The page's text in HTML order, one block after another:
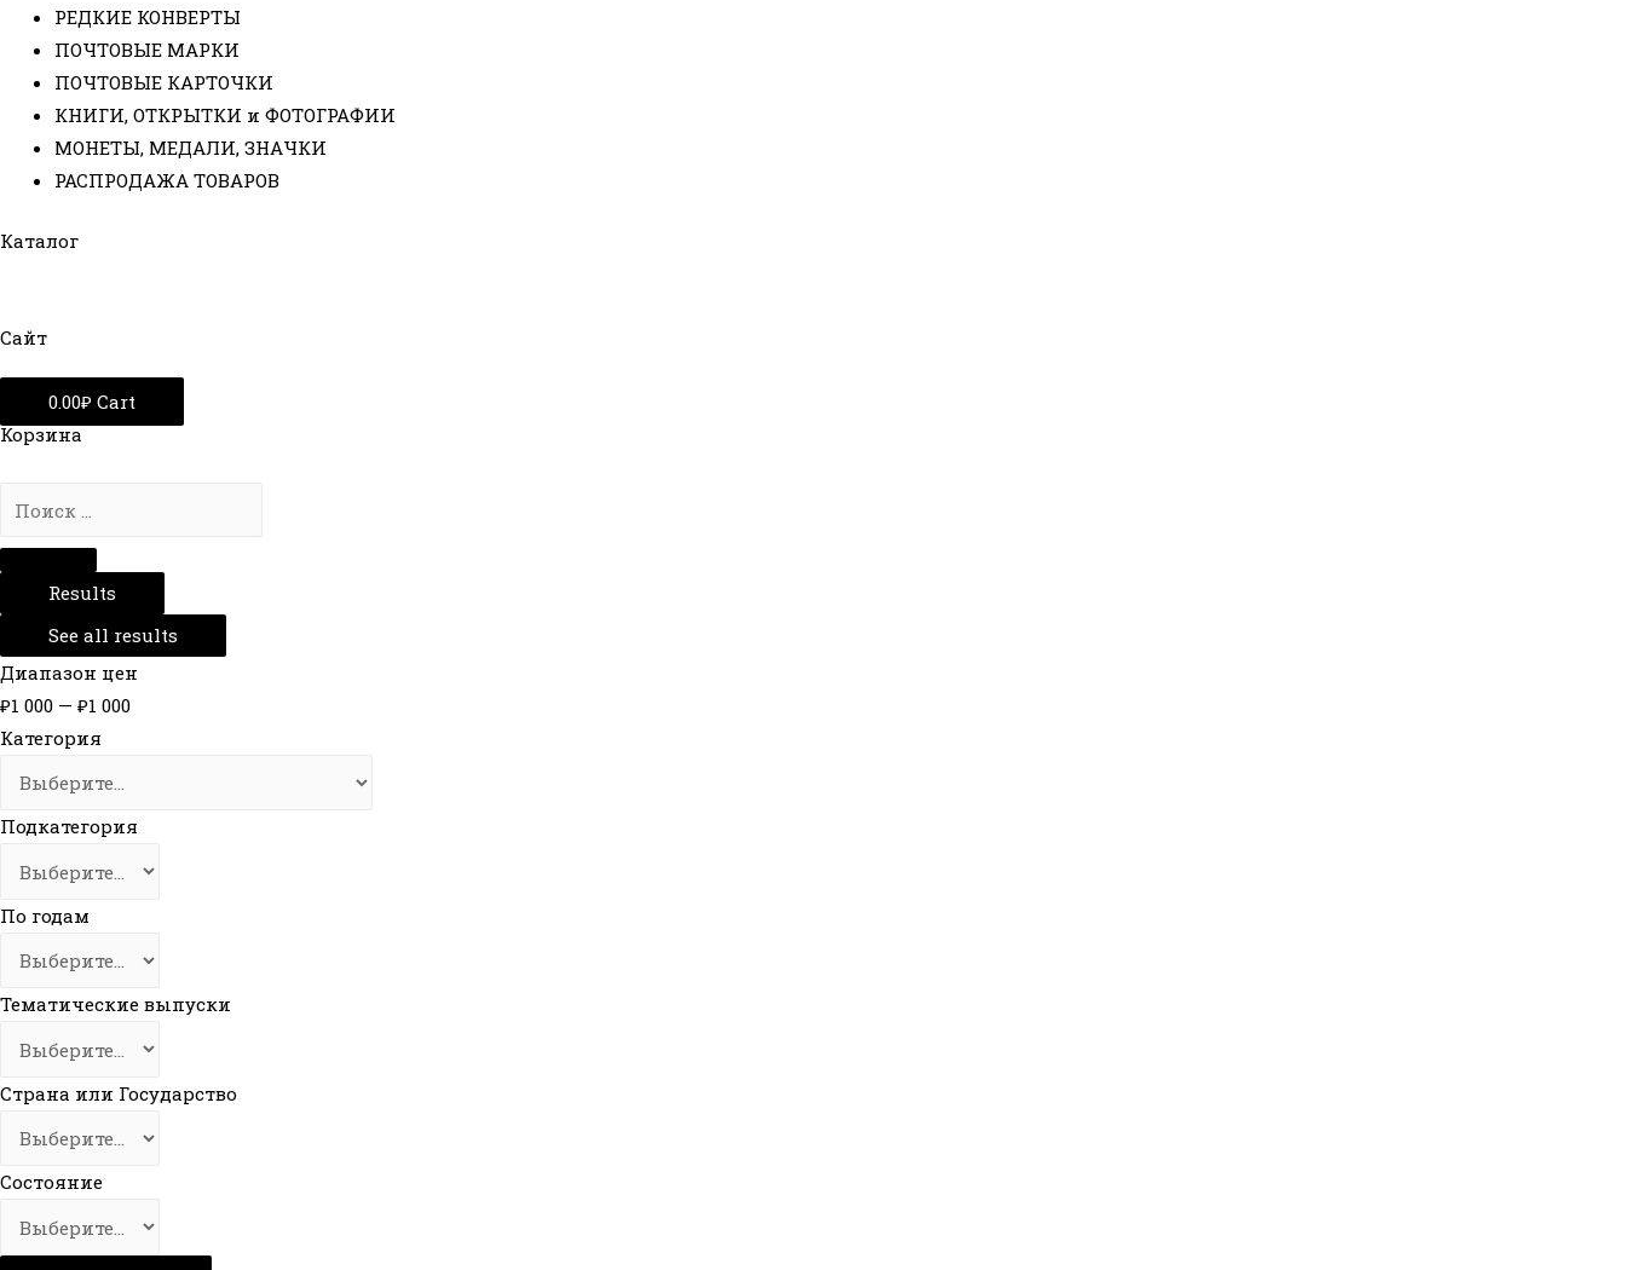
РЕДКИЕ КОНВЕРТЫ
ПОЧТОВЫЕ МАРКИ
ПОЧТОВЫЕ КАРТОЧКИ
КНИГИ, ОТКРЫТКИ и ФОТОГРАФИИ
МОНЕТЫ, МЕДАЛИ, ЗНАЧКИ
РАСПРОДАЖА ТОВАРОВ
Каталог
Сайт
0.00₽ Cart
Корзина
Results
See all results
Диапазон цен
₽1 000 — ₽1 000
Категория
Подкатегория
По годам
Тематические выпуски
Страна или Государство
Состояние